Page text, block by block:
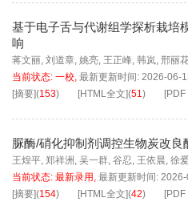
基于电子舌与代谢组学探析栽培
响
蒋文丽, 刘道章, 姚亮, 王正峰, 韩岚, 邢丽
当前状态: 一校, 最新更新时间: 2026-06-
[摘要](153) [HTML全文](51) [PDF
脲酶/硝化抑制剂调控生物炭改良
王煌平, 郑祥洲 , 吴一群, 谷忍, 王依晨, 徐
当前状态: 最新录用 , 最新更新时间:
[摘要](154) [HTML全文](42) [PDF